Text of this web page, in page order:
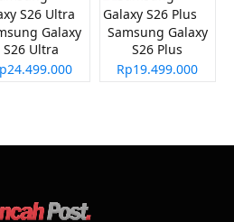
Galaxy
S26 Ultra
Samsung Galaxy
S26 Plus
Rp19.499.000